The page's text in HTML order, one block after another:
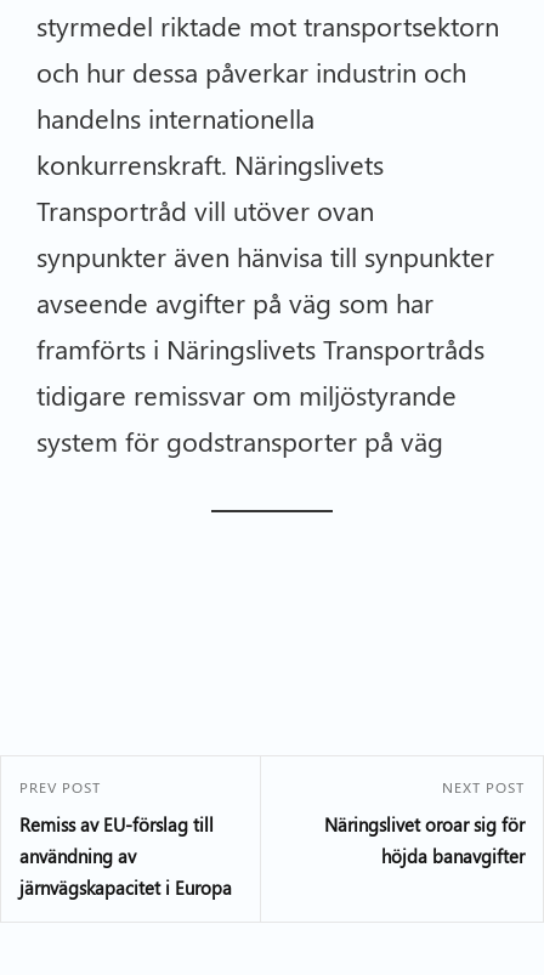
styrmedel riktade mot transportsektorn
och hur dessa påverkar industrin och
handelns internationella
konkurrenskraft. Näringslivets
Transportråd vill utöver ovan
synpunkter även hänvisa till synpunkter
avseende avgifter på väg som har
framförts i Näringslivets Transportråds
tidigare remissvar om miljöstyrande
system för godstransporter på väg
PREV POST
Remiss av EU-förslag till
användning av
järnvägskapacitet i Europa
NEXT POST
Näringslivet oroar sig för
höjda banavgifter